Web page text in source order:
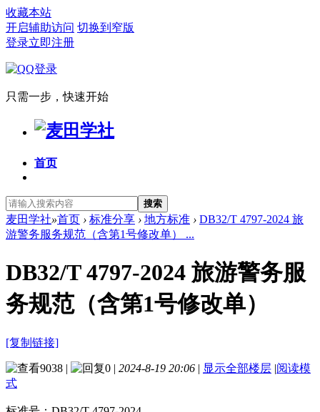
收藏本站
开启辅助访问 切换到窄版
登录立即注册
只需一步，快速开始
首页
搜索
麦田学社»首页 › 标准分享 › 地方标准 › DB32/T 4797-2024 旅
游警务服务规范（含第1号修改单） ...
DB32/T 4797-2024 旅游警务服
务规范（含第1号修改单）
[复制链接]
9038 | 0 | 2024-8-19 20:06 | 显示全部楼层 |阅读模
式